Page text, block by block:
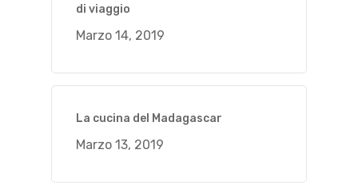
di viaggio
Marzo 14, 2019
La cucina del Madagascar
Marzo 13, 2019